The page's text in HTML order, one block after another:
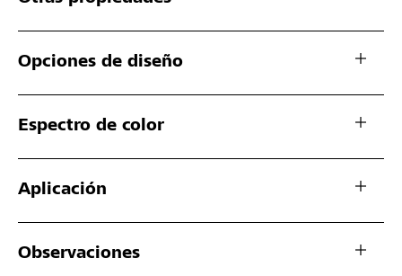
Opciones de diseño
Espectro de color
Aplicación
Observaciones